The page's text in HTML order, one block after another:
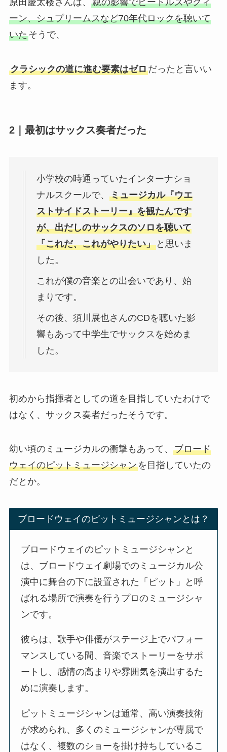
ーン、シュプリームスなど70年代ロックを聴いて
いたそうで、
クラシックの道に進む要素はゼロだったと言いい
ます。
2｜最初はサックス奏者だった
小学校の時通っていたインターナショ
ナルスクールで、 ミュージカル『ウエ
ストサイドストーリー』を観たんです
が、出だしのサックスのソロを聴いて
「これだ、これがやりたい」と思いま
した。
これが僕の音楽との出会いであり、始
まりです。
その後、須川展也さんのCDを聴いた影
響もあって中学生でサックスを始めま
した。
初めから指揮者としての道を目指していたわけで
はなく、サックス奏者だったそうです。
幼い頃のミュージカルの衝撃もあって、 ブロード
ウェイのピットミュージシャンを目指していたの
だとか。
ブロードウェイのピットミュージシャンとは？
ブロードウェイのピットミュージシャンと
は、ブロードウェイ劇場でのミュージカル公
演中に舞台の下に設置された「ピット」と呼
ばれる場所で演奏を行うプロのミュージシャ
ンです。
彼らは、歌手や俳優がステージ上でパフォー
マンスしている間、音楽でストーリーをサポ
ートし、感情の高まりや雰囲気を演出するた
めに演奏します。
ピットミュージシャンは通常、高い演奏技術
が求められ、多くのミュージシャンが専属で
はなく、複数のショーを掛け持ちしているこ